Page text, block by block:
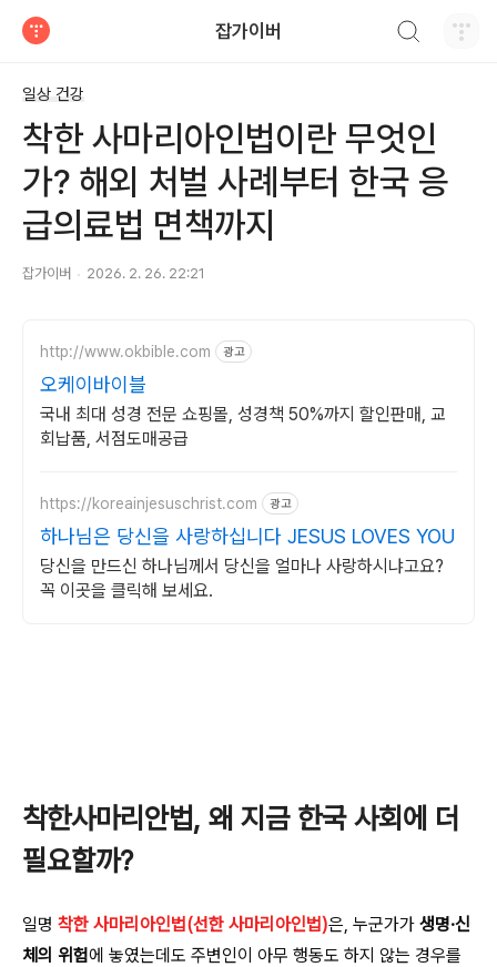
잡가이버
일상 건강
착한 사마리아인법이란 무엇인
가? 해외 처벌 사례부터 한국 응
급의료법 면책까지
잡가이버 2026. 2. 26. 22:21
http://www.okbible.com 광고
오케이바이블
국내 최대 성경 전문 쇼핑몰, 성경책 50%까지 할인판매, 교
회납품, 서점도매공급
https://koreainjesuschrist.com 광고
하나님은 당신을 사랑하십니다 JESUS LOVES YOU
당신을 만드신 하나님께서 당신을 얼마나 사랑하시냐고요?
꼭 이곳을 클릭해 보세요.
착한사마리안법, 왜 지금 한국 사회에 더
필요할까?
일명 착한 사마리아인법(선한 사마리아인법)은, 누군가가 생명·신
체의 위험에 놓였는데도 주변인이 아무 행동도 하지 않는 경우를